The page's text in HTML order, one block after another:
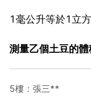
1毫公升等於1立方
測量乙個土豆的體
5樓：張三**